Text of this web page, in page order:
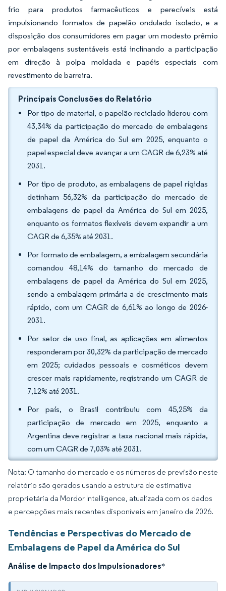
frio para produtos farmacêuticos e perecíveis está
impulsionando formatos de papelão ondulado isolado, e a
disposição dos consumidores em pagar um modesto prêmio
por embalagens sustentáveis está inclinando a participação
em direção à polpa moldada e papéis especiais com
revestimento de barreira.
Principais Conclusões do Relatório
Por tipo de material, o papelão reciclado liderou com
43,34% da participação do mercado de embalagens
de papel da América do Sul em 2025, enquanto o
papel especial deve avançar a um CAGR de 6,23% até
2031.
Por tipo de produto, as embalagens de papel rígidas
detinham 56,32% da participação do mercado de
embalagens de papel da América do Sul em 2025,
enquanto os formatos flexíveis devem expandir a um
CAGR de 6,35% até 2031.
Por formato de embalagem, a embalagem secundária
comandou 48,14% do tamanho do mercado de
embalagens de papel da América do Sul em 2025,
sendo a embalagem primária a de crescimento mais
rápido, com um CAGR de 6,61% ao longo de 2026-
2031.
Por setor de uso final, as aplicações em alimentos
responderam por 30,32% da participação de mercado
em 2025; cuidados pessoais e cosméticos devem
crescer mais rapidamente, registrando um CAGR de
7,12% até 2031.
Por país, o Brasil contribuiu com 45,25% da
participação de mercado em 2025, enquanto a
Argentina deve registrar a taxa nacional mais rápida,
com um CAGR de 7,03% até 2031.
Nota: O tamanho do mercado e os números de previsão neste
relatório são gerados usando a estrutura de estimativa
proprietária da Mordor Intelligence, atualizada com os dados
e percepções mais recentes disponíveis em janeiro de 2026.
Tendências e Perspectivas do Mercado de
Embalagens de Papel da América do Sul
Análise de Impacto dos Impulsionadores*